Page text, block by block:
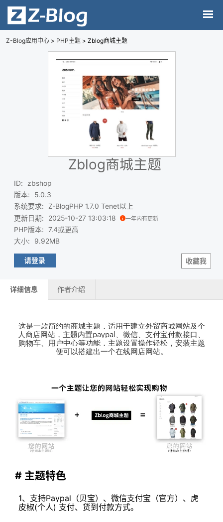
Z-Blog应用中心 > PHP主题 > Zblog商城主题
Zblog商城主题
ID:
zbshop
版本:
5.0.3
系统要求:
Z-BlogPHP 1.7.0 Tenet以上
更新日期: 2025-10-27 13:03:18 一年内有更新
PHP版本: 7.4或更高
大小: 9.92MB
收藏我
请登录
详细信息 作者介绍
这是一款简约的商城主题，适用于建立外贸商城网站及个
人商店网站，主题内置paypal、微信、支付宝付款接口、
购物车、用户中心等功能，主题设置操作轻松，安装主题
便可以搭建出一个在线网店网站。
# 主题特色
1、支持Paypal（贝宝）、微信支付宝（官方）、虎
皮椒(个人) 支付、货到付款方式。